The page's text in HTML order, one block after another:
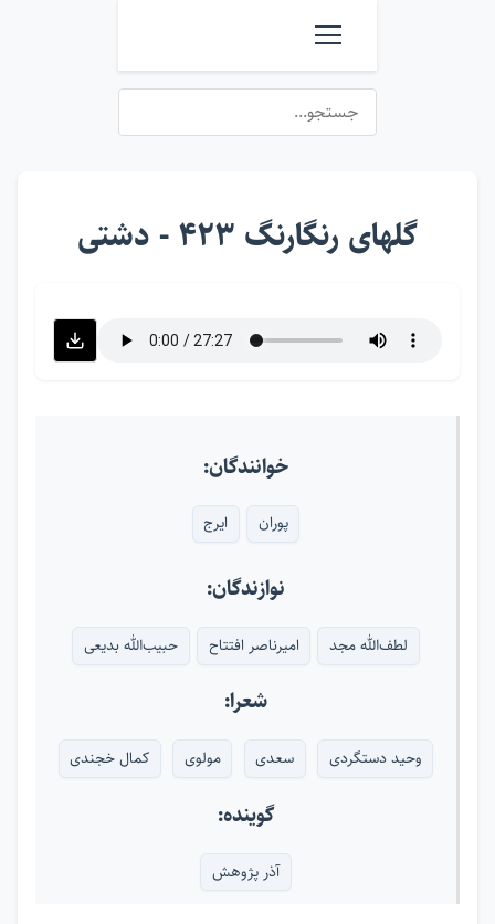
گلهای رنگارنگ ۴۲۳ - دشتی
خوانندگان:
پوران ایرج
نوازندگان:
لطف‌الله مجد امیرناصر افتتاح حبیب‌الله بدیعی
شعرا:
وحید دستگردی سعدی مولوی کمال خجندی
گوینده:
آذر پژوهش